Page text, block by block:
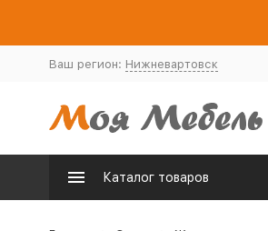
Ваш регион: Нижневартовск
Каталог товаров